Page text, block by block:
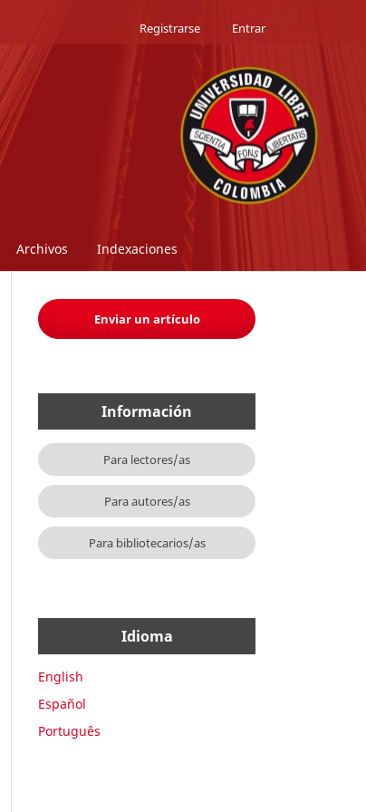
Archivos Indexaciones
Registrarse Entrar
Enviar un artículo
Información
Para lectores/as
Para autores/as
Para bibliotecarios/as
Idioma
English
Español
Português